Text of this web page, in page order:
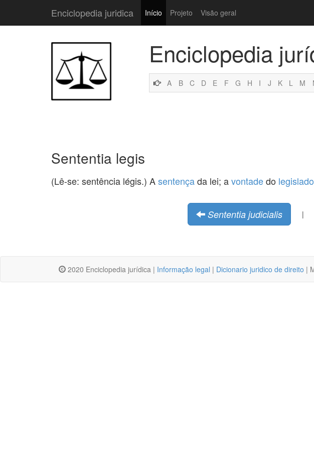
Enciclopedia juridica Início Projeto Visão geral
Enciclopedia
A B C D E F G H I J K L M
Sententia legis
(Lê-se: sentência légis.) Asentençada lei; avontadedo
Sententia judicialis |
2020 Enciclopedia jurídica | Informação legal | Dicionario juridico de direito |